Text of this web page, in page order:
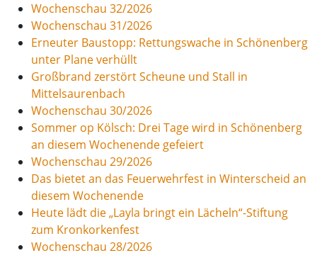
Wochenschau 32/2026
Wochenschau 31/2026
Erneuter Baustopp: Rettungswache in Schönenberg
unter Plane verhüllt
Großbrand zerstört Scheune und Stall in
Mittelsaurenbach
Wochenschau 30/2026
Sommer op Kölsch: Drei Tage wird in Schönenberg
an diesem Wochenende gefeiert
Wochenschau 29/2026
Das bietet an das Feuerwehrfest in Winterscheid an
diesem Wochenende
Heute lädt die „Layla bringt ein Lächeln“-Stiftung
zum Kronkorkenfest
Wochenschau 28/2026